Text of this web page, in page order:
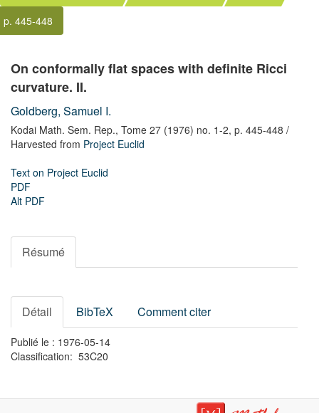
p. 445-448
On conformally flat spaces with definite Ricci
curvature. II.
Goldberg, Samuel I.
Kodai Math. Sem. Rep., Tome 27 (1976) no. 1-2, p. 445-448 /
Harvested from Project Euclid
Text on Project Euclid
PDF
Alt PDF
Résumé
Détail BibTeX Comment citer
Publié le : 1976-05-14
Classification: 53C20